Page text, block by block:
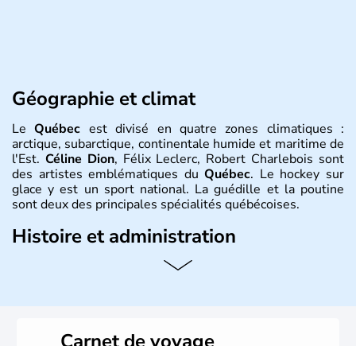
Géographie et climat
LeQuébec est divisé en quatre zones climatiques :
arctique, subarctique, continentale humide et maritime de
l'Est. Céline Dion, Félix Leclerc, Robert Charlebois sont
des artistes emblématiques duQuébec. Le hockey sur
glace y est un sport national. La guédille et la poutine
sont deux des principales spécialités québécoises.
Histoire et administration
est une province francophone du
80 % desQuébécois. L’aéronautique, les
Carnet de voyage